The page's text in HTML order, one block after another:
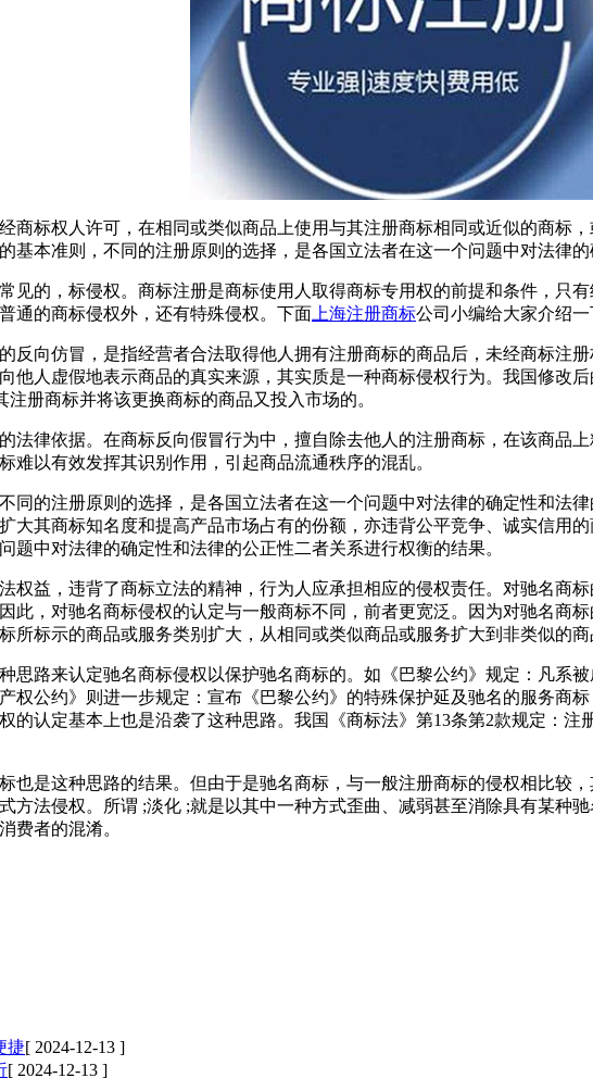
商标权人许可，在相同或类似商品上使用与其注册商标相同或近似的商标
基本准则，不同的注册原则的选择，是各国立法者在这一个问题中对法律
见的，标侵权。商标注册是商标使用人取得商标专用权的前提和条件，只
通的商标侵权外，还有特殊侵权。下面 上海注册商标公司小编给大家介绍一
反向仿冒，是指经营者合法取得他人拥有注册商标的商品后，未经商标注
他人虚假地表示商品的真实来源，其实质是一种商标侵权行为。我国修改
册商标并将该更换商标的商品又投入市场的。
法律依据。在商标反向假冒行为中，擅自除去他人的注册商标，在该商品
难以有效发挥其识别作用，引起商品流通秩序的混乱。
同的注册原则的选择，是各国立法者在这一个问题中对法律的确定性和法
大其商标知名度和提高产品市场占有的份额，亦违背公平竞争、诚实信用
题中对法律的确定性和法律的公正性二者关系进行权衡的结果。
权益，违背了商标立法的精神，行为人应承担相应的侵权责任。对驰名商
此，对驰名商标侵权的认定与一般商标不同，前者更宽泛。因为对驰名商
所标示的商品或服务类别扩大，从相同或类似商品或服务扩大到非类似的
思路来认定驰名商标侵权以保护驰名商标的。如《巴黎公约》规定：凡系
权公约》则进一步规定：宣布《巴黎公约》的特殊保护延及驰名的服务商
的认定基本上也是沿袭了这种思路。我国《商标法》第13条第2款规定：
也是这种思路的结果。但由于是驰名商标，与一般注册商标的侵权相比较
方法侵权。所谓 ;淡化 ;就是以其中一种方式歪曲、减弱甚至消除具有某种
费者的混淆。
捷[ 2024-12-13 ]
[ 2024-12-13 ]